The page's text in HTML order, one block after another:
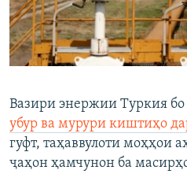
Вазири энержии Туркия
убур ва мурури киштиҳо
гуфт, таҳаввулоти моҳҳои
ҷаҳон ҳамчунон ба